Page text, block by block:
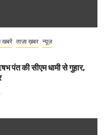
खबरें ताज़ा ख़बर न्यूज़
पंत की सीएम धामी से गुहार,